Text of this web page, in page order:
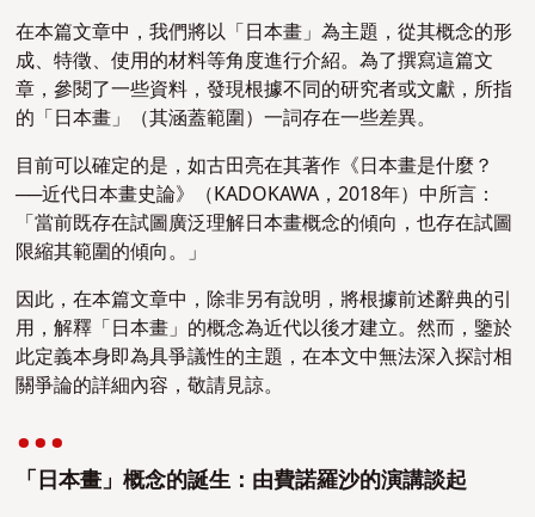
在本篇文章中，我們將以「日本畫」為主題，從其概念的形
成、特徵、使用的材料等角度進行介紹。為了撰寫這篇文
章，參閱了一些資料，發現根據不同的研究者或文獻，所指
的「日本畫」（其涵蓋範圍）一詞存在一些差異。
目前可以確定的是，如古田亮在其著作《日本畫是什麼？
──近代日本畫史論》（KADOKAWA，2018年）中所言：
「當前既存在試圖廣泛理解日本畫概念的傾向，也存在試圖
限縮其範圍的傾向。」
因此，在本篇文章中，除非另有說明，將根據前述辭典的引
用，解釋「日本畫」的概念為近代以後才建立。然而，鑒於
此定義本身即為具爭議性的主題，在本文中無法深入探討相
關爭論的詳細內容，敬請見諒。
「日本畫」概念的誕生：由費諾羅沙的演講談起